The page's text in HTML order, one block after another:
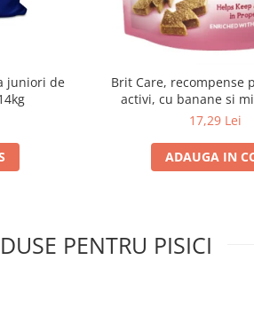
juniori de
Brit Care, recompense
activi, cu banane si
17,29 Lei
ADAUGA IN
PENTRU PISICI